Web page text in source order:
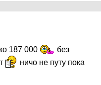
187 000
без
ничо не путу пока